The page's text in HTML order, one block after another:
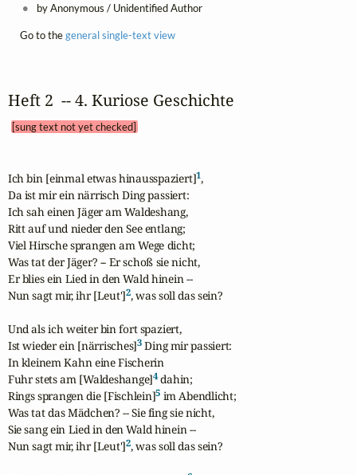
by Anonymous / Unidentified Author
Go to thegeneral single-text view
Heft 2  -- 4. Kuriose Geschichte
[sung text not yet checked]
Ich bin [einmal etwas hinausspaziert]1,
Da ist mir ein närrisch Ding passiert:
Ich sah einen Jäger am Waldeshang,
Ritt auf und nieder den See entlang;
Viel Hirsche sprangen am Wege dicht;
Was tat der Jäger? -- Er schoß sie nicht,
Er blies ein Lied in den Wald hinein --
Nun sagt mir, ihr [Leut']2, was soll das sein?
Und als ich weiter bin fort spaziert,
Ist wieder ein [närrisches]3 Ding mir passiert:
In kleinem Kahn eine Fischerin
Fuhr stets am [Waldeshange]4 dahin;
Rings sprangen die [Fischlein]5 im Abendlicht;
Was tat das Mädchen? -- Sie fing sie nicht,
Sie sang ein Lied in den Wald hinein --
Nun sagt mir, ihr [Leut']2, was soll das sein?